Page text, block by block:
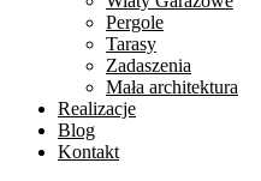
Pergole
Tarasy
Zadaszenia
Mała architektura
Realizacje
Blog
Kontakt